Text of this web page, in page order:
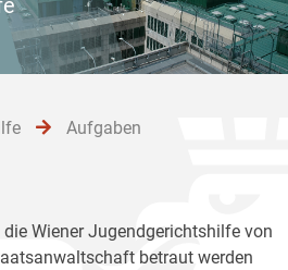
Aufgaben
Wiener Jugendgerichtshilfe von
betraut werden